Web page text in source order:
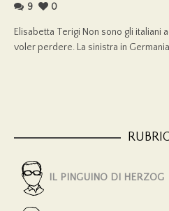
9
0
Elisabetta Terigi Non sono gli italiani
voler perdere. La sinistra in Germania
IL PINGUINO DI HERZOG